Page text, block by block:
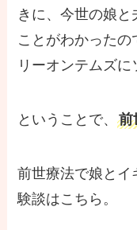
きに、今世の娘
ことがわかった
リーオンテムズに
ということで、前
前世療法で娘とイ
験談はこちら。